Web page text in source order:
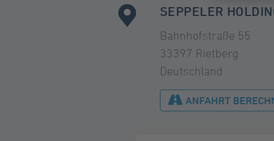
SEPPELER
Bahnhofstraße 55
33397 Rietberg
Deutschland
ANFAHRT